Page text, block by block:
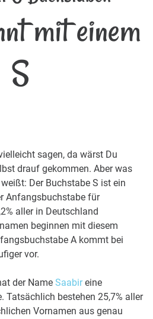
mit einem
S
sagen, da wärst Du
drauf gekommen. Aber was
Der Buchstabe S ist ein
Anfangsbuchstabe für
aller in Deutschland
beginnen mit diesem
A kommt bei
vor.
der Name Saabireine
Tatsächlich bestehen 25,7% aller
Vornamen aus genau